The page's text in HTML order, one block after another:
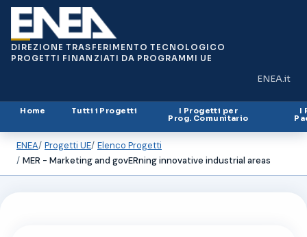
DIREZIONE TRASFERIMENTO TECNOLOGICO
PROGETTI FINANZIATI DA PROGRAMMI UE
ENEA.it
(si apre in
Home Tutti i Progetti I Progetti per
Prog. Comunitario
I
ENEA Progetti UE Elenco Progetti
MER - Marketing and govERning innovative industrial areas